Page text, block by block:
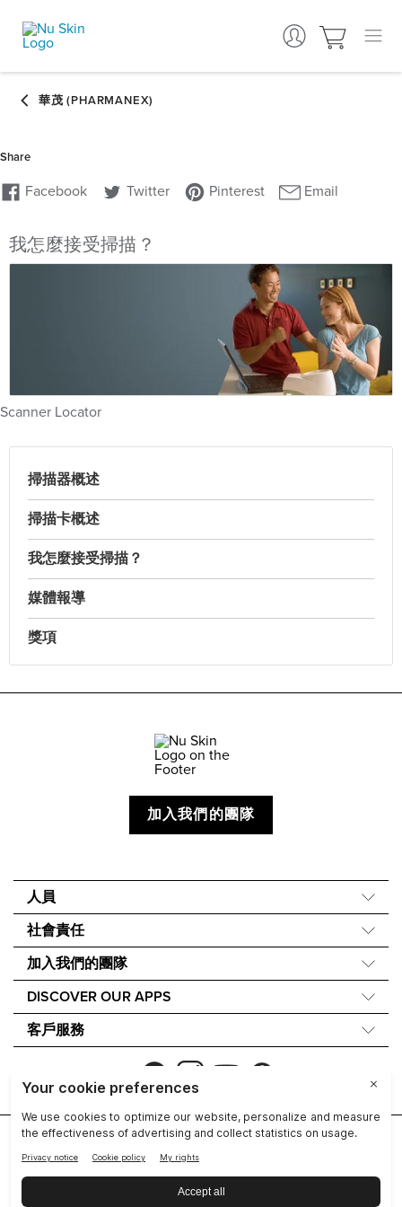
我怎麼接受掃描？
Scanner Locator
掃描器概述
掃描卡概述
我怎麼接受掃描？
媒體報導
獎項
加入我們的團隊
人員
關於我們
我們的故事
40 週年
One Global Voice
社會責任
Force for Good
Nourish the Children
永續發展
成分理念
加入我們的團隊
Nu Skin Rewards
DISCOVER OUR APPS
Nu Skin Vera®
Nu Skin Stela
客戶服務
NU SKIN的無障礙聲明
Report a Tech Issue
Device Care and Maintenance